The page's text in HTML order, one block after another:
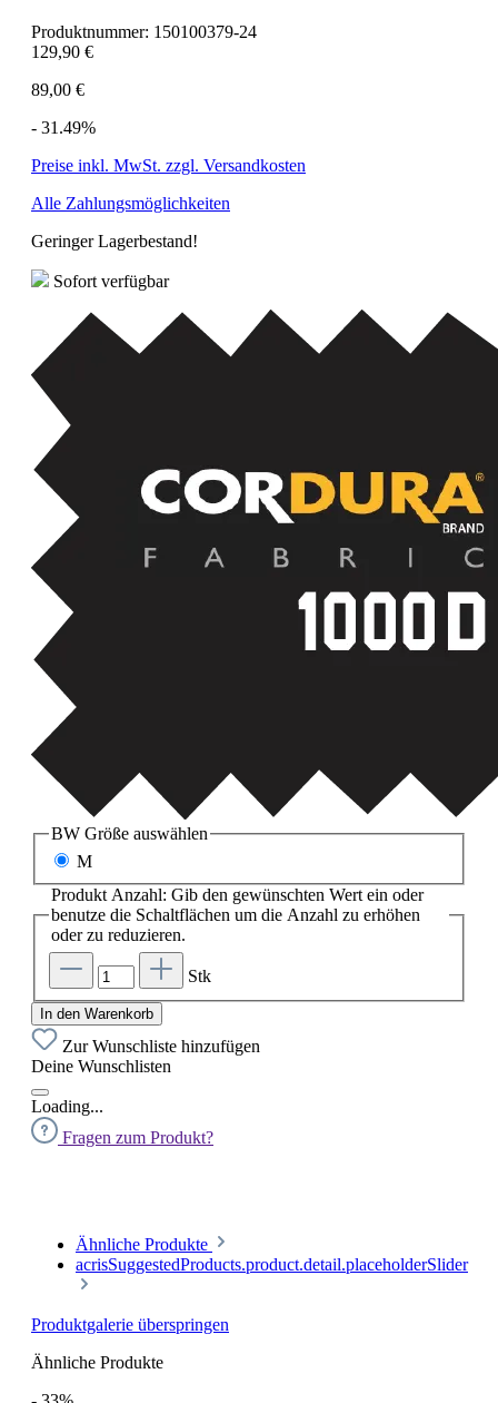
Produktnummer: 150100379-24
129,90 €
89,00 €
- 31.49%
Preise inkl. MwSt. zzgl. Versandkosten
Alle Zahlungsmöglichkeiten
Geringer Lagerbestand!
Sofort verfügbar
BW Größe auswählen
M
Produkt Anzahl: Gib den gewünschten Wert ein oder
benutze die Schaltflächen um die Anzahl zu erhöhen
oder zu reduzieren.
Stk
In den Warenkorb
Zur Wunschliste hinzufügen
Deine Wunschlisten
Loading...
Fragen zum Produkt?
Ähnliche Produkte
acrisSuggestedProducts.product.detail.placeholderSlider
Produktgalerie überspringen
Ähnliche Produkte